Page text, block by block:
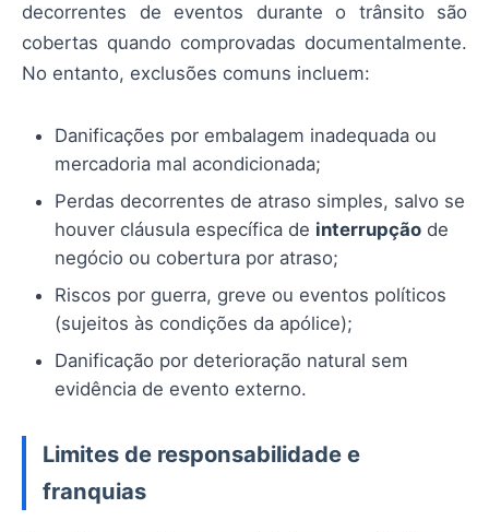
decorrentes de eventos durante o trânsito são
cobertas quando comprovadas documentalmente.
No entanto, exclusões comuns incluem:
Danificações por embalagem inadequada ou
mercadoria mal acondicionada;
Perdas decorrentes de atraso simples, salvo se
houver cláusula específica de interrupção de
negócio ou cobertura por atraso;
Riscos por guerra, greve ou eventos políticos
(sujeitos às condições da apólice);
Danificação por deterioração natural sem
evidência de evento externo.
Limites de responsabilidade e
franquias